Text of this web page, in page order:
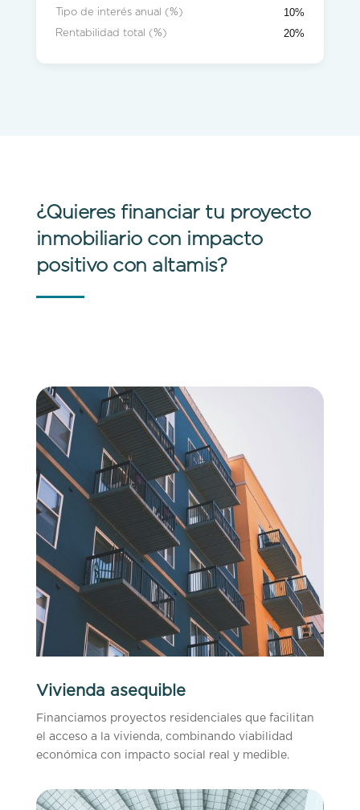
Tipo de interés anual (%) 10%
Rentabilidad total (%) 20%
¿Quieres financiar tu proyecto
inmobiliario con impacto
positivo con altamis?
Vivienda asequible
Financiamos proyectos residenciales que facilitan
el acceso a la vivienda, combinando viabilidad
económica con impacto social real y medible.